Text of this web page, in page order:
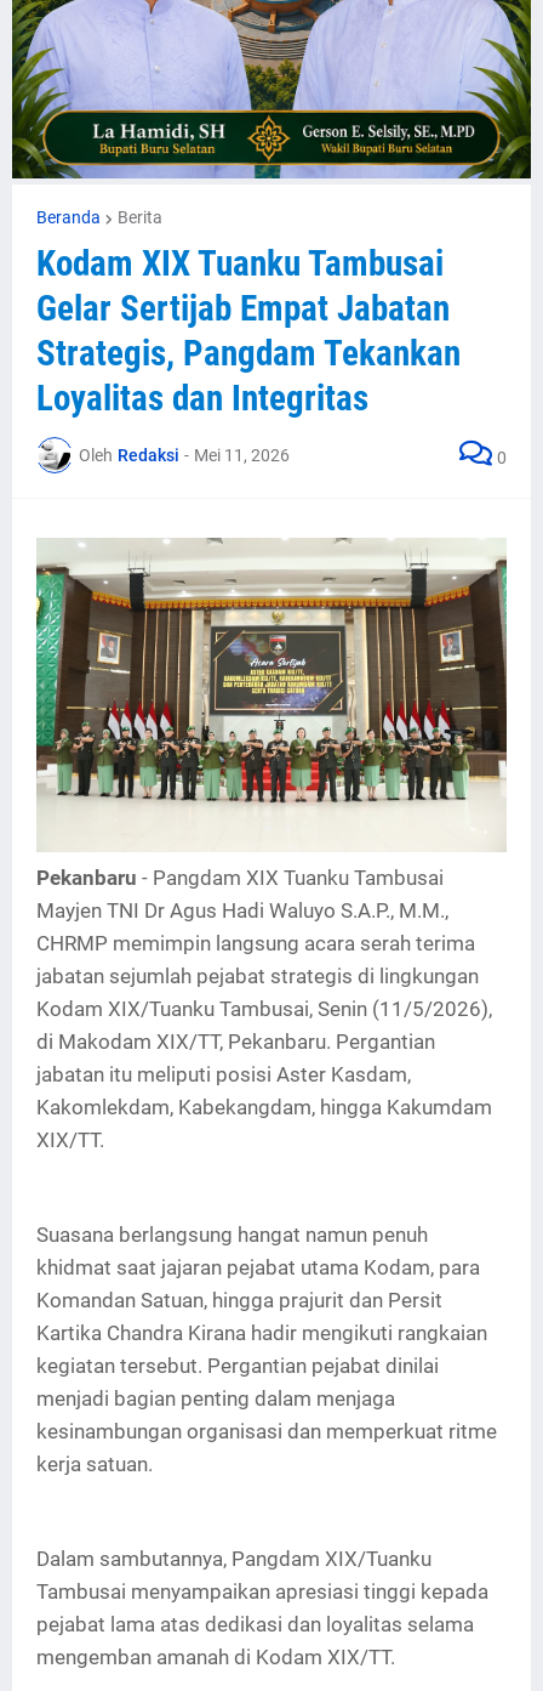
Beranda Berita
Kodam XIX Tuanku Tambusai
Gelar Sertijab Empat Jabatan
Strategis, Pangdam Tekankan
Loyalitas dan Integritas
Oleh Redaksi - Mei 11, 2026 0
Pekanbaru - Pangdam XIX Tuanku Tambusai
Mayjen TNI Dr Agus Hadi Waluyo S.A.P., M.M.,
CHRMP memimpin langsung acara serah terima
jabatan sejumlah pejabat strategis di lingkungan
Kodam XIX/Tuanku Tambusai, Senin (11/5/2026),
di Makodam XIX/TT, Pekanbaru. Pergantian
jabatan itu meliputi posisi Aster Kasdam,
Kakomlekdam, Kabekangdam, hingga Kakumdam
XIX/TT.
Suasana berlangsung hangat namun penuh
khidmat saat jajaran pejabat utama Kodam, para
Komandan Satuan, hingga prajurit dan Persit
Kartika Chandra Kirana hadir mengikuti rangkaian
kegiatan tersebut. Pergantian pejabat dinilai
menjadi bagian penting dalam menjaga
kesinambungan organisasi dan memperkuat ritme
kerja satuan.
Dalam sambutannya, Pangdam XIX/Tuanku
Tambusai menyampaikan apresiasi tinggi kepada
pejabat lama atas dedikasi dan loyalitas selama
mengemban amanah di Kodam XIX/TT.